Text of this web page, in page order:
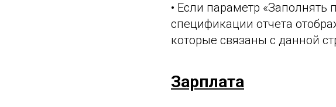
• Если параметр «Заполнять
спецификации отчета
которые связаны с данной
Зарплата